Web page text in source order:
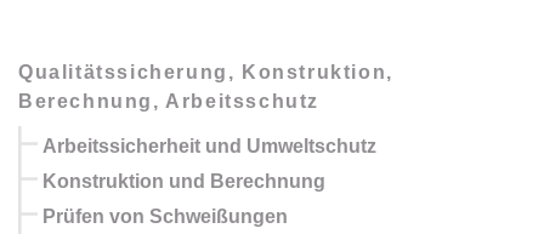
Qualitätssicherung, Konstruktion,
Berechnung, Arbeitsschutz
Arbeitssicherheit und Umweltschutz
Konstruktion und Berechnung
Prüfen von Schweißungen